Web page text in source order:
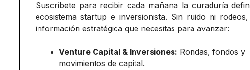
Suscríbete para recibir cada mañana la curaduría
ecosistema startup e inversionista. Sin ruido ni
información estratégica que necesitas para avanzar:
Venture Capital & Inversiones: Rondas, fondos y
movimientos de capital.